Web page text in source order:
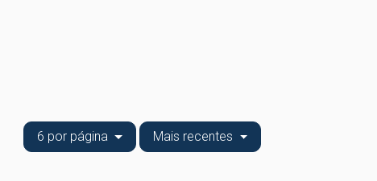
6 por página Mais recentes